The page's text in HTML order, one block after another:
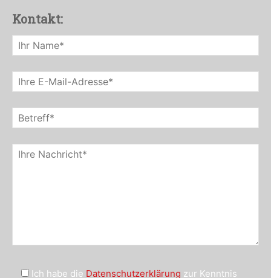
Kontakt:
Ich habe die Datenschutzerklärung zur Kenntnis